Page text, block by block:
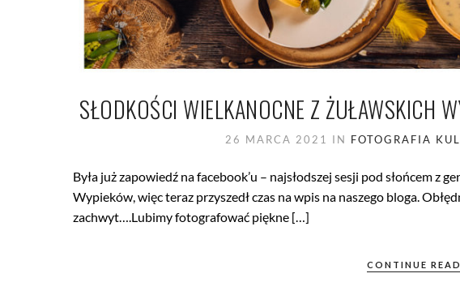
SŁODKOŚCI WIELKANOCNE Z ŻUŁAWSKICH
26 MARCA 2021 IN FOTOGRAFIA
Była już zapowiedź na facebook’u – najsłodszej sesji pod słońcem
Wypieków, więc teraz przyszedł czas na wpis na naszego bloga.
zachwyt….Lubimy fotografować piękne […]
CONTINUE